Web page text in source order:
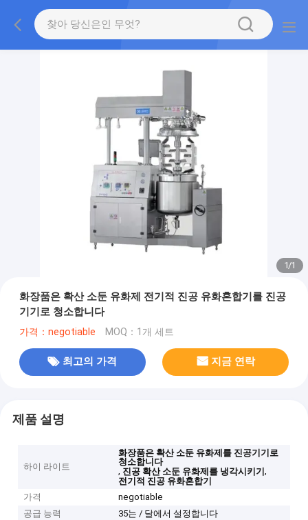
1/1
화장품은 확산 소둔 유화제 전기적 진공 유화혼합기를 진공
기기로 청소합니다
가격：negotiable MOQ：1개 세트
최고의 가격 지금 연락
제품 설명
하이 라이트
화장품은 확산 소둔 유화제를 진공기기로
청소합니다
, 진공 확산 소둔 유화제를 냉각시키기,
전기적 진공 유화혼합기
가격
negotiable
공급 능력
35는 / 달에서 설정합니다